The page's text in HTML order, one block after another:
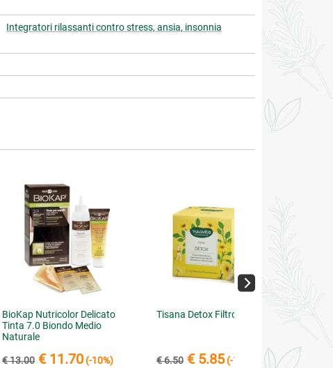
Integratori rilassanti contro stress, ansia, insonnia
BioKap Nutricolor Delicato
Tinta 7.0 Biondo Medio
Naturale
€ 13.00 € 11.70(-10%)
Tisana Detox Filtroscrigno
€ 6.50 € 5.85(-10%)